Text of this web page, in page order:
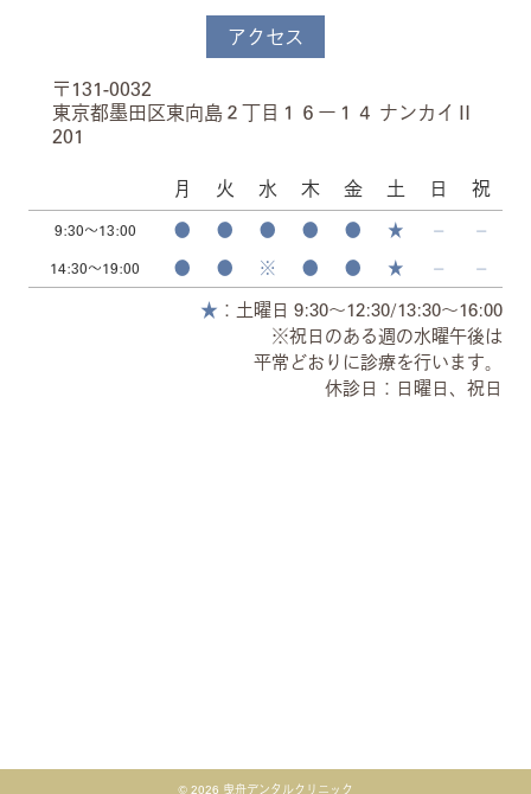
アクセス
〒131-0032
東京都墨田区東向島２丁目１６ー１４ ナンカイⅡ
201
月 火 水 木 金 土 日 祝
9:30～13:00 ● ● ● ● ● ★ ⏤ ⏤
14:30～19:00 ● ● ※ ● ● ★ ⏤ ⏤
★ ：土曜日 9:30～12:30/13:30～16:00
※祝日のある週の水曜午後は
平常どおりに診療を行います。
休診日：日曜日、祝日
© 2026 曳舟デンタルクリニック